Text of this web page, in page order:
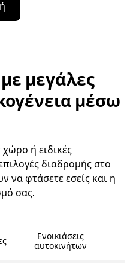
μεγάλες
μέσω
χώρο ή ειδικές
διαδρομής στο
να φτάσετε εσείς και η
σας.
Ενοικιάσεις
αυτοκινήτων